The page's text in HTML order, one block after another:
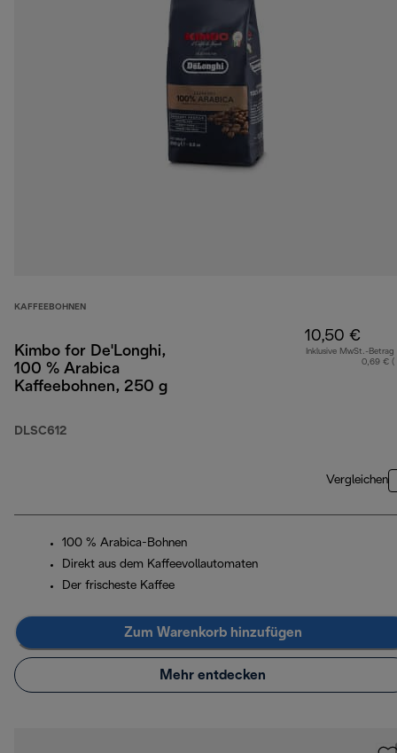
KAFFEEBOHNEN
Kimbo for De'Longhi,
100 % Arabica
Kaffeebohnen, 250 g
DLSC612
10,50 €
Inklusive MwSt.-Betrag
0,69 € (
Vergleichen
100 % Arabica-Bohnen
Direkt aus dem Kaffeevollautomaten
Der frischeste Kaffee
Zum Warenkorb hinzufügen
Mehr entdecken